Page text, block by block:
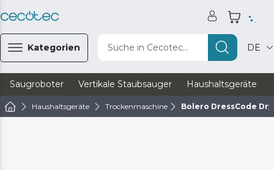
Kategorien Suche in Cecotec... DE
Saugroboter Vertikale Staubsauger Haushaltsgeräte
Haushaltsgeräte Trockenmaschine Bolero DressCode